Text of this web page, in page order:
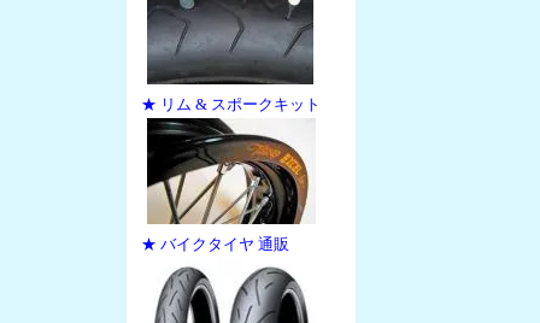
★ リム & スポークキット
★ バイクタイヤ 通販